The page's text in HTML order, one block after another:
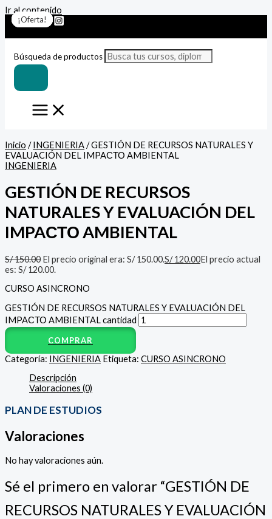
Ir al contenido
Búsqueda de productos
¡Oferta!
Inicio /INGENIERIA/ GESTIÓN DE RECURSOS NATURALES Y
EVALUACIÓN DEL IMPAСТО AMBIENTAL
INGENIERIA
GESTIÓN DE RECURSOS
NATURALES Y EVALUACIÓN DEL
IMPAСТО AMBIENTAL
S/150.00 El precio original era: S/ 150.00.S/120.00El precio actual
es: S/ 120.00.
CURSO ASINCRONO
GESTIÓN DE RECURSOS NATURALES Y EVALUACIÓN DEL
IMPAСТО AMBIENTAL cantidad
COMPRAR
Categoría: INGENIERIA Etiqueta: CURSO ASINCRONO
Descripción
Valoraciones (0)
PLAN DE ESTUDIOS
Valoraciones
No hay valoraciones aún.
Sé el primero en valorar “GESTIÓN DE
RECURSOS NATURALES Y EVALUACIÓN
¡Oferta!
¡Oferta!
¡Oferta!
¡Oferta!
¡Oferta!
¡Oferta!